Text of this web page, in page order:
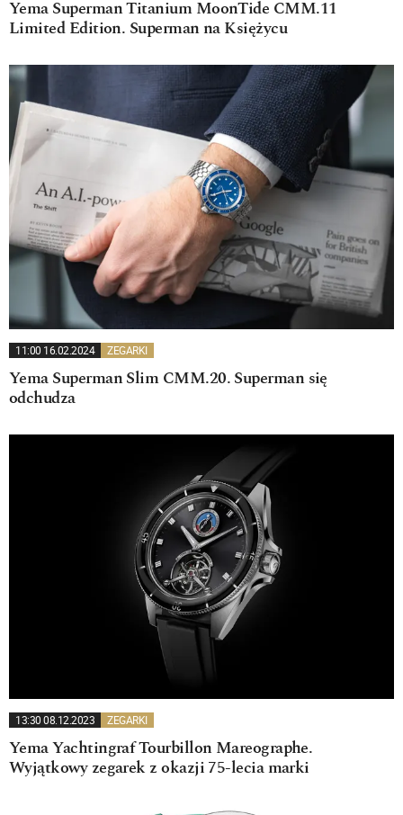
Yema Superman Titanium MoonTide CMM.11
Limited Edition. Superman na Księżycu
11:00 16.02.2024 ZEGARKI
Yema Superman Slim CMM.20. Superman się
odchudza
13:30 08.12.2023 ZEGARKI
Yema Yachtingraf Tourbillon Mareographe.
Wyjątkowy zegarek z okazji 75-lecia marki